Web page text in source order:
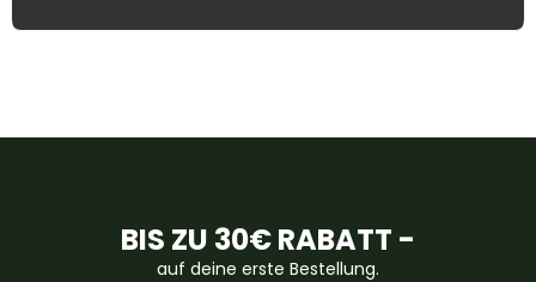
BIS ZU 30€ RABATT -
auf deine erste Bestellung.